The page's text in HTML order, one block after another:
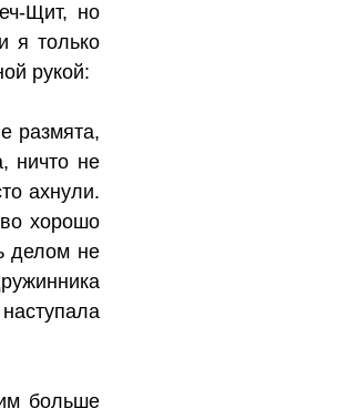
Щит, но
я только
рукой:
размята,
ничто не
ахнули.
хорошо
делом не
больше